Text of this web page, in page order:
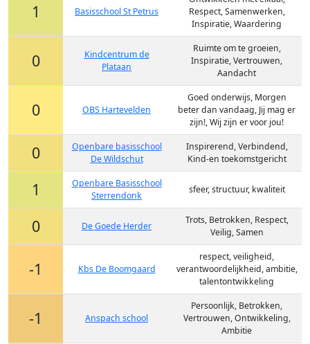
1 Basisschool St Petrus
Respect, Samenwerken,
Inspiratie, Waardering
0
Kindcentrum de
Plataan
Ruimte om te groeien,
Inspiratie, Vertrouwen,
Aandacht
0 OBS Hartevelden
Goed onderwijs, Morgen
beter dan vandaag, Jij mag er
zijn!, Wij zijn er voor jou!
0
Openbare basisschool
De Wildschut
Inspirerend, Verbindend,
Kind-en toekomstgericht
1
Openbare Basisschool
Sterrendonk
sfeer, structuur, kwaliteit
0 De Goede Herder
Trots, Betrokken, Respect,
Veilig, Samen
-1 Kbs De Boomgaard
respect, veiligheid,
verantwoordelijkheid, ambitie,
talentontwikkeling
-1 Anspach school
Persoonlijk, Betrokken,
Vertrouwen, Ontwikkeling,
Ambitie